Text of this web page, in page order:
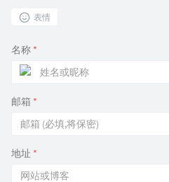
表情
名称 *
邮箱 *
地址 *